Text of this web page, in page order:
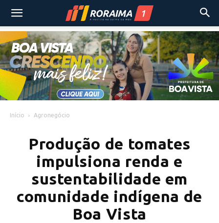
Início Agronegócio
Produção de tomates
impulsiona renda e
sustentabilidade em
comunidade indígena de
Boa Vista